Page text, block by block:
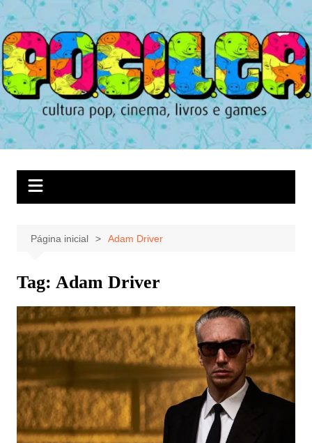
Ir
para
o
conteúdo
Página inicial Adam Driver
Tag: Adam Driver